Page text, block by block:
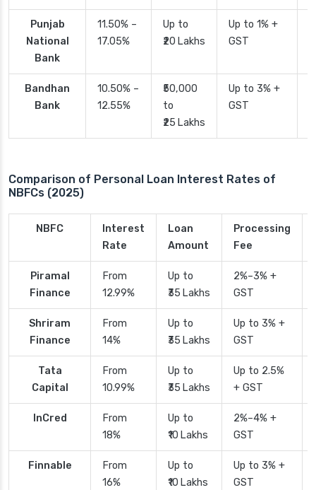
Punjab
National
Bank
11.50% –
17.05%
Up to
₹20 Lakhs
Up to 1% +
GST
Bandhan
Bank
10.50% –
12.55%
₹50,000
to
₹25 Lakhs
Up to 3% +
GST
Comparison of Personal Loan Interest Rates of
NBFCs (2025)
NBFC
Interest
Rate
Loan
Amount
Processing
Fee
Piramal
Finance
From
12.99%
Up to
₹35 Lakhs
2%–3% +
GST
Shriram
Finance
From
14%
Up to
₹35 Lakhs
Up to 3% +
GST
Tata
Capital
From
10.99%
Up to
₹35 Lakhs
Up to 2.5%
+ GST
InCred
From
18%
Up to
₹10 Lakhs
2%–4% +
GST
Finnable
From
16%
Up to
₹10 Lakhs
Up to 3% +
GST